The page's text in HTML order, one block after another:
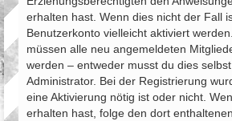
erhalten hast. Wenn dies nicht der Fall
Benutzerkonto vielleicht aktiviert
müssen alle neu angemeldeten
werden – entweder musst du dies
Administrator. Bei der Registrierung
eine Aktivierung nötig ist oder nicht.
erhalten hast, folge den dort